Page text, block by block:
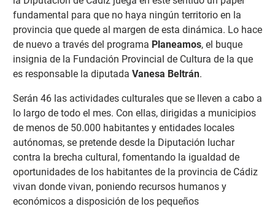
fundamental para que no haya ningún territorio en la
provincia que quede al margen de esta dinámica. Lo hace
de nuevo a través del programa Planeamos, el buque
insignia de la Fundación Provincial de Cultura de la que
es responsable la diputada Vanesa Beltrán.
Serán 46 las actividades culturales que se lleven a cabo a
lo largo de todo el mes. Con ellas, dirigidas a municipios
de menos de 50.000 habitantes y entidades locales
autónomas, se pretende desde la Diputación luchar
contra la brecha cultural, fomentando la igualdad de
oportunidades de los habitantes de la provincia de Cádiz
vivan donde vivan, poniendo recursos humanos y
económicos a disposición de los pequeños